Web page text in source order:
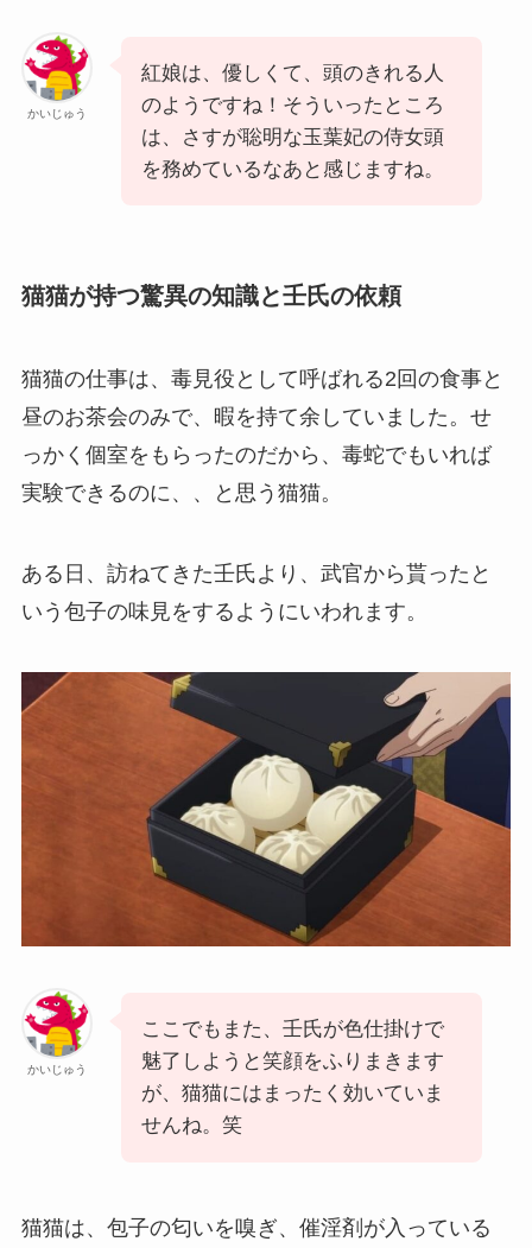
かいじゅう
紅娘は、優しくて、頭のきれる人
のようですね！そういったところ
は、さすが聡明な玉葉妃の侍女頭
を務めているなあと感じますね。
猫猫が持つ驚異の知識と壬氏の依頼
猫猫の仕事は、毒見役として呼ばれる2回の食事と
昼のお茶会のみで、暇を持て余していました。せ
っかく個室をもらったのだから、毒蛇でもいれば
実験できるのに、、と思う猫猫。
ある日、訪ねてきた壬氏より、武官から貰ったと
いう包子の味見をするようにいわれます。
かいじゅう
ここでもまた、壬氏が色仕掛けで
魅了しようと笑顔をふりまきます
が、猫猫にはまったく効いていま
せんね。笑
猫猫は、包子の匂いを嗅ぎ、催淫剤が入っている